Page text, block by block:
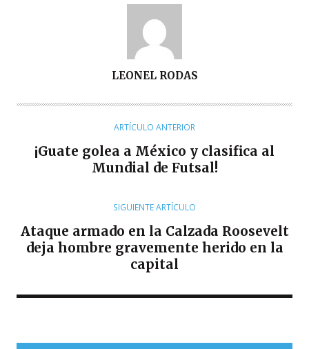
T
LEONEL RODAS
ARTÍCULO ANTERIOR
¡Guate golea a México y clasifica al
Mundial de Futsal!
SIGUIENTE ARTÍCULO
Ataque armado en la Calzada Roosevelt
deja hombre gravemente herido en la
capital